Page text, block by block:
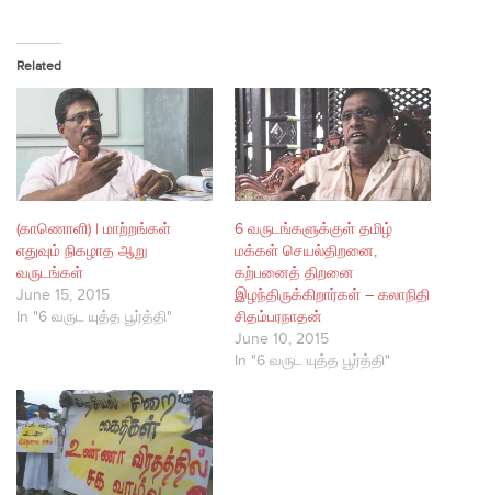
Related
(காணொளி) | மாற்றங்கள்
எதுவும் நிகழாத ஆறு
வருடங்கள்
June 15, 2015
In "6 வருட யுத்த பூர்த்தி"
6 வருடங்களுக்குள் தமிழ்
மக்கள் செயல்திறனை,
கற்பனைத் திறனை
இழந்திருக்கிறார்கள் – கலாநிதி
சிதம்பரநாதன்
June 10, 2015
In "6 வருட யுத்த பூர்த்தி"